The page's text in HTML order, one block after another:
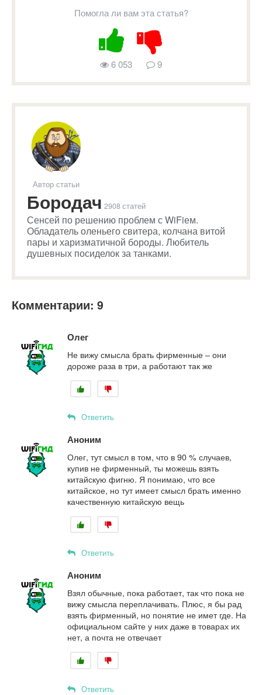
Помогла ли вам эта статья?
6 053 9
Автор статьи
Бородач 2908 статей
Сенсей по решению проблем с WiFiем.
Обладатель оленьего свитера, колчана витой
пары и харизматичной бороды. Любитель
душевных посиделок за танками.
Комментарии: 9
Олег
Не вижу смысла брать фирменные – они
дороже раза в три, а работают так же
Ответить
Аноним
Олег, тут смысл в том, что в 90 % случаев,
купив не фирменный, ты можешь взять
китайскую фигню. Я понимаю, что все
китайское, но тут имеет смысл брать именно
качественную китайскую вещь
Ответить
Аноним
Взял обычные, пока работает, так что пока не
вижу смысла переплачивать. Плюс, я бы рад
взять фирменный, но понятие не имет где. На
официальном сайте у них даже в товарах их
нет, а почта не отвечает
Ответить